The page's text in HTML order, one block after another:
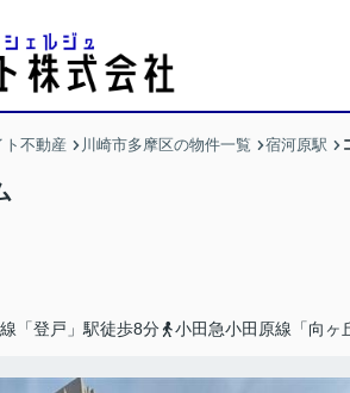
不動産 川崎市多摩区の物件一覧 宿河原駅
「登戸」駅徒歩8分 小田急小田原線「向ヶ